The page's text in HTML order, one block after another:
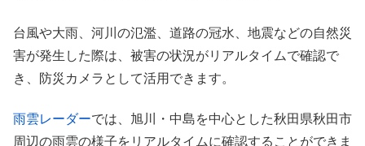
台風や大雨、河川の氾濫、道路の冠水、地震などの自然災
害が発生した際は、被害の状況がリアルタイムで確認で
き、防災カメラとして活用できます。
雨雲レーダーでは、旭川・中島を中心とした秋田県秋田市
周辺の雨雲の様子をリアルタイムに確認することができま